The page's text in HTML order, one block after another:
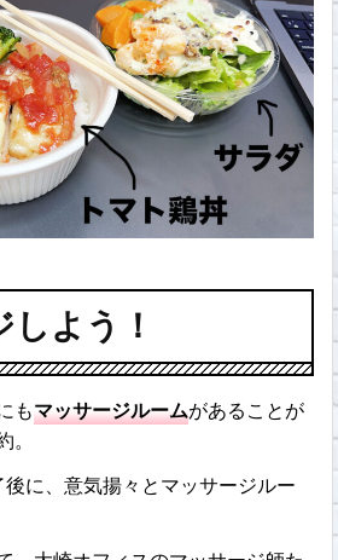
よう！
もマッサージルームがあることが
に、意気揚々とマッサージルー